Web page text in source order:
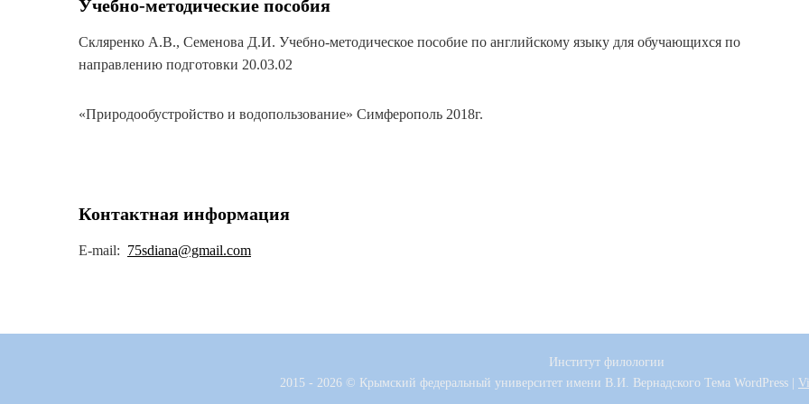
Учебно-методические пособия
Скляренко А.В., Семенова Д.И. Учебно-методическое пособие по английскому языку для обучающихся по
направлению подготовки 20.03.02
«Природообустройство и водопользование» Симферополь 2018г.
Контактная информация
E-mail: 75sdiana@gmail.com
Институт филологии
2015 - 2026 © Крымский федеральный университет имени В.И. Вернадского Тема WordPress |